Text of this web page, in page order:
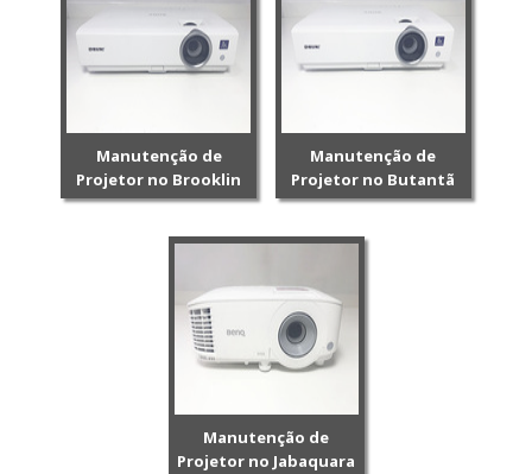
Manutenção de
Projetor no Brooklin
Manutenção de
Projetor no Butantã
Manutenção de
Projetor no Jabaquara